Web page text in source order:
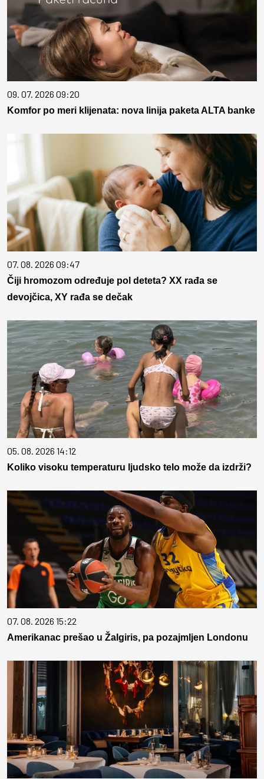
09. 07. 2026 09:20
Komfor po meri klijenata: nova linija paketa ALTA banke
07. 08. 2026 09:47
Čiji hromozom određuje pol deteta? XX rađa se
devojčica, XY rađa se dečak
05. 08. 2026 14:12
Koliko visoku temperaturu ljudsko telo može da izdrži?
07. 08. 2026 15:22
Amerikanac prešao u Žalgiris, pa pozajmljen Londonu